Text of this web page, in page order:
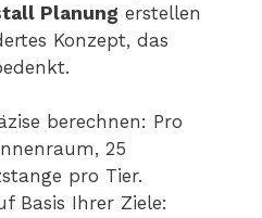
Planung erstellen
Konzept, das
berechnen: Pro
25
pro Tier.
Basis Ihrer Ziele: